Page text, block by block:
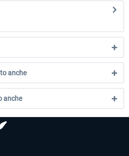
anche
anche